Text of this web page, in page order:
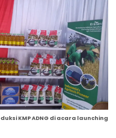
KMP ADNG di acara launching